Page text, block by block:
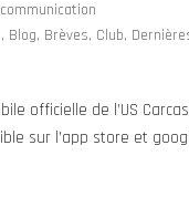
, Blog, Brèves, Club,
officielle de l’US
sur l’app store et